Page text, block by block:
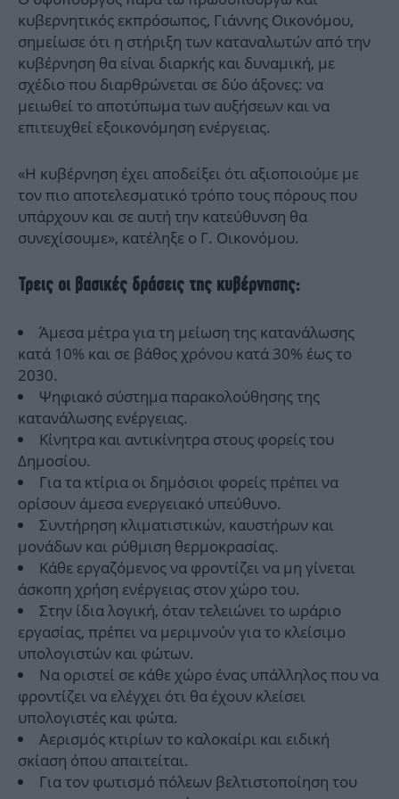
κυβερνητικός εκπρόσωπος, Γιάννης Οικονόμου,
σημείωσε ότι η στήριξη των καταναλωτών από την
κυβέρνηση θα είναι διαρκής και δυναμική, με
σχέδιο που διαρθρώνεται σε δύο άξονες: να
μειωθεί το αποτύπωμα των αυξήσεων και να
επιτευχθεί εξοικονόμηση ενέργειας.
«Η κυβέρνηση έχει αποδείξει ότι αξιοποιούμε με
τον πιο αποτελεσματικό τρόπο τους πόρους που
υπάρχουν και σε αυτή την κατεύθυνση θα
συνεχίσουμε», κατέληξε ο Γ. Οικονόμου.
Τρεις οι βασικές δράσεις της κυβέρνησης:
Άμεσα μέτρα για τη μείωση της κατανάλωσης
κατά 10% και σε βάθος χρόνου κατά 30% έως το
2030.
Ψηφιακό σύστημα παρακολούθησης της
κατανάλωσης ενέργειας.
Κίνητρα και αντικίνητρα στους φορείς του
Δημοσίου.
Για τα κτίρια οι δημόσιοι φορείς πρέπει να
ορίσουν άμεσα ενεργειακό υπεύθυνο.
Συντήρηση κλιματιστικών, καυστήρων και
μονάδων και ρύθμιση θερμοκρασίας.
Κάθε εργαζόμενος να φροντίζει να μη γίνεται
άσκοπη χρήση ενέργειας στον χώρο του.
Στην ίδια λογική, όταν τελειώνει το ωράριο
εργασίας, πρέπει να μεριμνούν για το κλείσιμο
υπολογιστών και φώτων.
Να οριστεί σε κάθε χώρο ένας υπάλληλος που να
φροντίζει να ελέγχει ότι θα έχουν κλείσει
υπολογιστές και φώτα.
Αερισμός κτιρίων το καλοκαίρι και ειδική
σκίαση όπου απαιτείται.
Για τον φωτισμό πόλεων βελτιστοποίηση του